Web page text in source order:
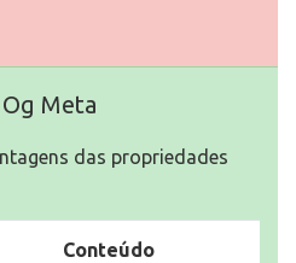
Meta
das propriedades
Conteúdo